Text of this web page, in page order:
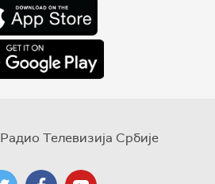
Радио Телевизија Србије